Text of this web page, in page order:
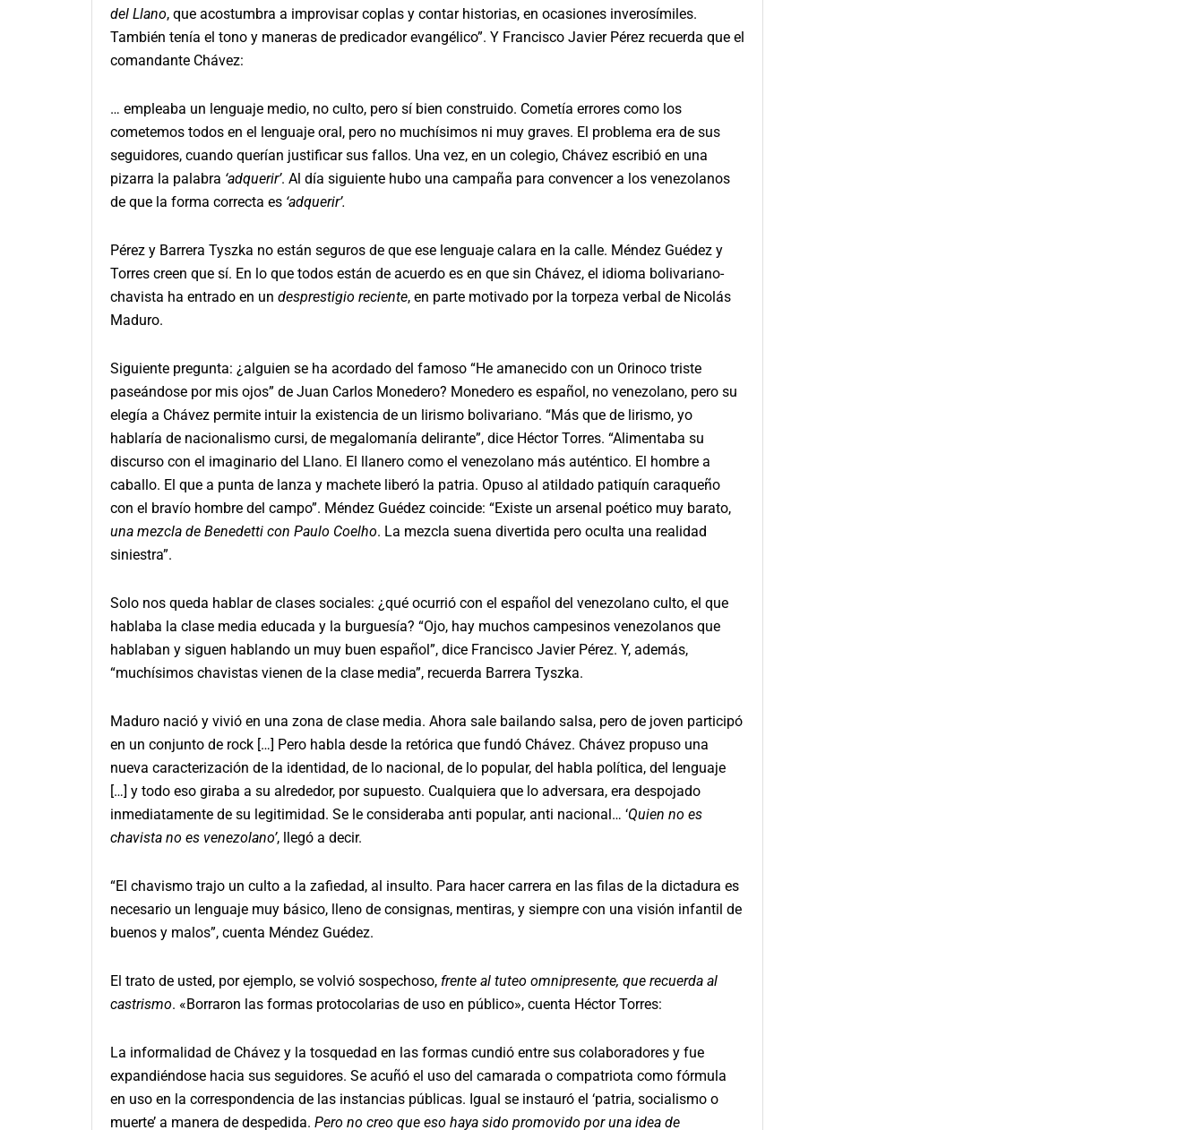
del Llano, que acostumbra a improvisar coplas y contar historias, en ocasiones inverosímiles.
También tenía el tono y maneras de predicador evangélico”. Y Francisco Javier Pérez recuerda que el
comandante Chávez:
… empleaba un lenguaje medio, no culto, pero sí bien construido. Cometía errores como los
cometemos todos en el lenguaje oral, pero no muchísimos ni muy graves. El problema era de sus
seguidores, cuando querían justificar sus fallos. Una vez, en un colegio, Chávez escribió en una
pizarra la palabra ‘adquerir’. Al día siguiente hubo una campaña para convencer a los venezolanos
de que la forma correcta es ‘adquerir’.
Pérez y Barrera Tyszka no están seguros de que ese lenguaje calara en la calle. Méndez Guédez y
Torres creen que sí. En lo que todos están de acuerdo es en que sin Chávez, el idioma bolivariano-
chavista ha entrado en un desprestigio reciente, en parte motivado por la torpeza verbal de Nicolás
Maduro.
Siguiente pregunta: ¿alguien se ha acordado del famoso “He amanecido con un Orinoco triste
paseándose por mis ojos” de Juan Carlos Monedero? Monedero es español, no venezolano, pero su
elegía a Chávez permite intuir la existencia de un lirismo bolivariano. “Más que de lirismo, yo
hablaría de nacionalismo cursi, de megalomanía delirante”, dice Héctor Torres. “Alimentaba su
discurso con el imaginario del Llano. El llanero como el venezolano más auténtico. El hombre a
caballo. El que a punta de lanza y machete liberó la patria. Opuso al atildado patiquín caraqueño
con el bravío hombre del campo”. Méndez Guédez coincide: “Existe un arsenal poético muy barato,
una mezcla de Benedetti con Paulo Coelho. La mezcla suena divertida pero oculta una realidad
siniestra”.
Solo nos queda hablar de clases sociales: ¿qué ocurrió con el español del venezolano culto, el que
hablaba la clase media educada y la burguesía? “Ojo, hay muchos campesinos venezolanos que
hablaban y siguen hablando un muy buen español”, dice Francisco Javier Pérez. Y, además,
“muchísimos chavistas vienen de la clase media”, recuerda Barrera Tyszka.
Maduro nació y vivió en una zona de clase media. Ahora sale bailando salsa, pero de joven participó
en un conjunto de rock […] Pero habla desde la retórica que fundó Chávez. Chávez propuso una
nueva caracterización de la identidad, de lo nacional, de lo popular, del habla política, del lenguaje
[…] y todo eso giraba a su alrededor, por supuesto. Cualquiera que lo adversara, era despojado
inmediatamente de su legitimidad. Se le consideraba anti popular, anti nacional… ‘Quien no es
chavista no es venezolano’, llegó a decir.
“El chavismo trajo un culto a la zafiedad, al insulto. Para hacer carrera en las filas de la dictadura es
necesario un lenguaje muy básico, lleno de consignas, mentiras, y siempre con una visión infantil de
buenos y malos”, cuenta Méndez Guédez.
El trato de usted, por ejemplo, se volvió sospechoso, frente al tuteo omnipresente, que recuerda al
castrismo. «Borraron las formas protocolarias de uso en público», cuenta Héctor Torres:
La informalidad de Chávez y la tosquedad en las formas cundió entre sus colaboradores y fue
expandiéndose hacia sus seguidores. Se acuñó el uso del camarada o compatriota como fórmula
en uso en la correspondencia de las instancias públicas. Igual se instauró el ‘patria, socialismo o
muerte’ a manera de despedida. Pero no creo que eso haya sido promovido por una idea de